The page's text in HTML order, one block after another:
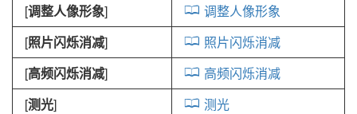
[调整人像形象]
调整人像形象
[照片闪烁消减]
照片闪烁消减
[高频闪烁消减]
高频闪烁消减
[测光]
测光